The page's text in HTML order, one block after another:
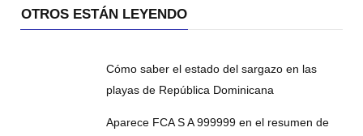
OTROS ESTÁN LEYENDO
Cómo saber el estado del sargazo en las
playas de República Dominicana
Aparece FCA S A 999999 en el resumen de